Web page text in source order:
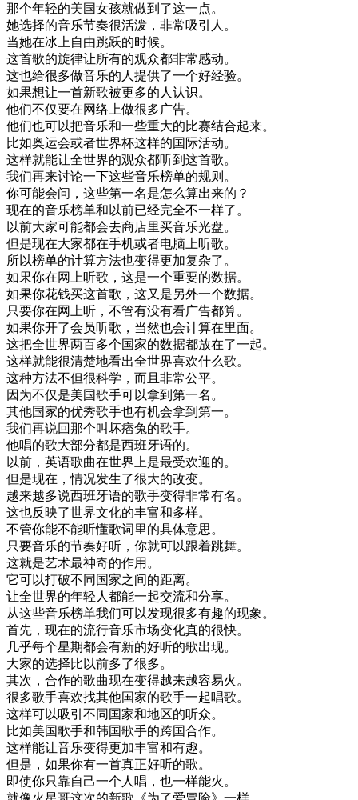
那个年轻的美国女孩就做到了这一点。
她选择的音乐节奏很活泼 ， 非常吸引 人。
当她在冰上自由跳跃的时候。
这首歌的旋律让所有的观众都非常感动。
这也给很多做音乐的人提供了一个好经验。
如果想让一首新歌被更多的人认识。
他们不仅要在网络上做很多广告。
他们也可以把音乐和一些重大的比赛结合起来。
比如奥运会或者世界杯这样的国际活动。
这样就能让全世界的观众都听到 这首歌。
我们再来讨论一下这些音乐榜单的规则 。
你可能会问 ， 这些第一名是怎么算出来的 ？
现在的音乐榜单和以前已经完全不一样了。
以前大家可能都会去商店里买音乐光盘。
但是现在大家都在手机或者电脑上听歌。
所以榜单的计算方法也变得更加复杂了。
如果你在网上听歌 ， 这是一个重要的数据。
如果你花钱买这首歌 ， 这又是另外一个数据。
只要你在网上听 ， 不管有没有看广告都算。
如果你开了会员听歌 ， 当然也会计算在里面。
这把全世界两百多个国家的数据都放在了一起。
这样就能很清楚地看出全世界喜欢什么歌。
这种方法不但很科学 ， 而且 非常公平。
因为不仅是美国歌手可以拿到 第一名。
其他国家的优秀歌手也有机会拿到 第一。
我们再说回那个叫坏痞兔的歌手。
他唱的歌大部分都是西班牙语的。
以前 ， 英语歌曲在世界上是最受欢迎的。
但是现在 ，情况发生了很大的改变。
越来越多说西班牙语的歌手变得非常有名。
这也反映了世界文化的丰富和多样。
不管你能不能听懂歌词里的具体意思。
只要音乐的节奏好听 ， 你就可以跟着跳舞。
这就是艺术最神奇的作用 。
它可以打破不同 国家之间的距离。
让全世界的年轻人都能一起交流和分享。
从这些音乐榜单我们可以发现很多有趣的现象。
首先 ， 现在的流行音乐市场变化真的很快。
几乎每个星期都会有新的好听的歌出现。
大家的选择比以前多了很多。
其次 ， 合作的歌曲现在变得越来越容易火。
很多歌手喜欢找其他国家的歌手一起唱歌。
这样可以吸引 不同 国家和地区的听众。
比如美国歌手和韩国歌手的跨国合作。
这样能让音乐变得更加丰富和有趣。
但是 ， 如果你有一首真正好听的歌。
即使你只靠自己一个人唱 ， 也一样能火。